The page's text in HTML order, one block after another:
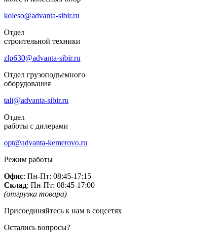
koleso@advanta-sibir.ru
Отдел
строительной техники
zlp630@advanta-sibir.ru
Отдел грузоподъемного
оборудования
tali@advanta-sibir.ru
Отдел
работы с дилерами
opt@advanta-kemerovo.ru
Режим работы
Офис: Пн-Пт: 08:45-17:15
Склад: Пн-Пт: 08:45-17:00
(отгрузка товара)
Присоединяйтесь к нам в соцсетях
Остались вопросы?